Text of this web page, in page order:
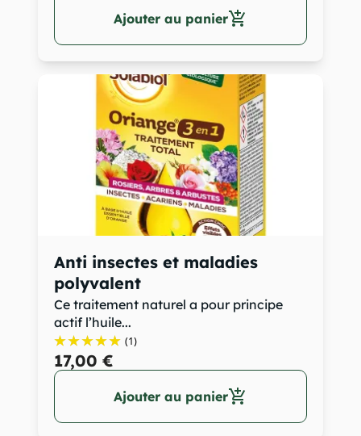
Ajouter au panieradd_shopping_cart
Anti insectes et maladies
polyvalent
Ce traitement naturel a pour principe
actif l’huile...
(1)
17,00 €
Ajouter au panieradd_shopping_cart